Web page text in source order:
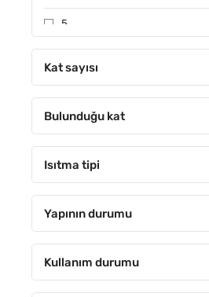
5
11-15 arası
16-20 arası
21-25 arası
31 ve Üzeri
Kat sayısı
Bulunduğu kat
Isıtma tipi
Yapının durumu
Kullanım durumu